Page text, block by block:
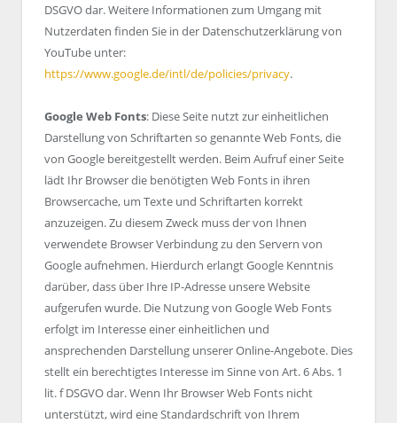
DSGVO dar. Weitere Informationen zum Umgang mit
Nutzerdaten finden Sie in der Datenschutzerklärung von
YouTube unter:
https://www.google.de/intl/de/policies/privacy.
Google Web Fonts: Diese Seite nutzt zur einheitlichen
Darstellung von Schriftarten so genannte Web Fonts, die
von Google bereitgestellt werden. Beim Aufruf einer Seite
lädt Ihr Browser die benötigten Web Fonts in ihren
Browsercache, um Texte und Schriftarten korrekt
anzuzeigen. Zu diesem Zweck muss der von Ihnen
verwendete Browser Verbindung zu den Servern von
Google aufnehmen. Hierdurch erlangt Google Kenntnis
darüber, dass über Ihre IP-Adresse unsere Website
aufgerufen wurde. Die Nutzung von Google Web Fonts
erfolgt im Interesse einer einheitlichen und
ansprechenden Darstellung unserer Online-Angebote. Dies
stellt ein berechtigtes Interesse im Sinne von Art. 6 Abs. 1
lit. f DSGVO dar. Wenn Ihr Browser Web Fonts nicht
unterstützt, wird eine Standardschrift von Ihrem